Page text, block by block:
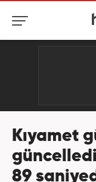
Kıyamet
89